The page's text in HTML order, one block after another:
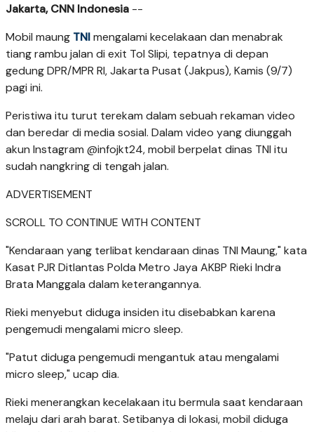
Jakarta, CNN Indonesia --
Mobil maung TNImengalami kecelakaan dan menabrak
tiang rambu jalan di exit Tol Slipi, tepatnya di depan
gedung DPR/MPR RI, Jakarta Pusat (Jakpus), Kamis (9/7)
pagi ini.
Peristiwa itu turut terekam dalam sebuah rekaman video
dan beredar di media sosial. Dalam video yang diunggah
akun Instagram @infojkt24, mobil berpelat dinas TNI itu
sudah nangkring di tengah jalan.
ADVERTISEMENT
SCROLL TO CONTINUE WITH CONTENT
"Kendaraan yang terlibat kendaraan dinas TNI Maung," kata
Kasat PJR Ditlantas Polda Metro Jaya AKBP Rieki Indra
Brata Manggala dalam keterangannya.
Rieki menyebut diduga insiden itu disebabkan karena
pengemudi mengalami micro sleep.
"Patut diduga pengemudi mengantuk atau mengalami
micro sleep," ucap dia.
Rieki menerangkan kecelakaan itu bermula saat kendaraan
melaju dari arah barat. Setibanya di lokasi, mobil diduga